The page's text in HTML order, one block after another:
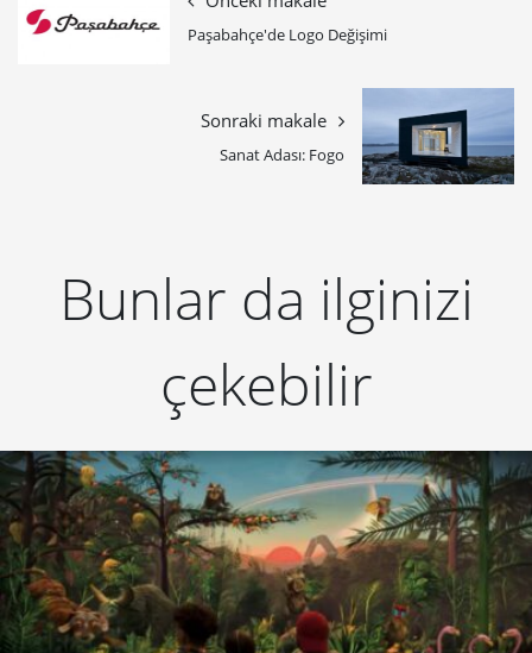
Paşabahçe'de Logo Değişimi
Sonraki makale
Sanat Adası: Fogo
Bunlar da ilginizi
çekebilir